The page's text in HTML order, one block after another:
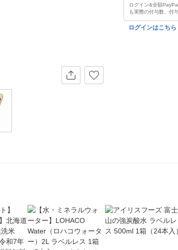
ログイン&全額
も実際の付与数、付
ログインはこちら